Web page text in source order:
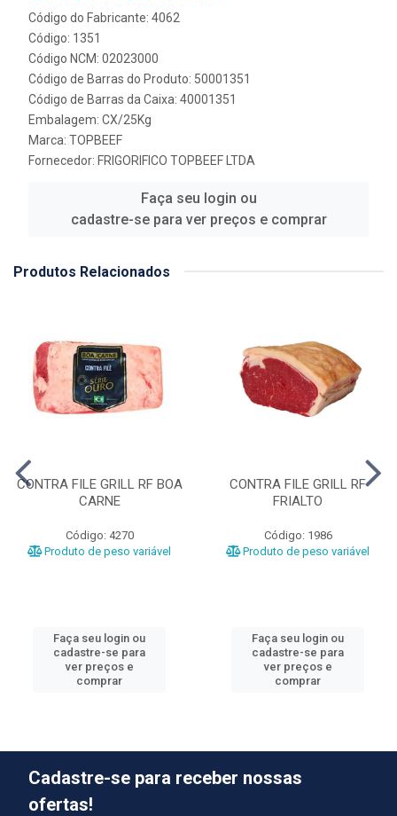
Código do Fabricante: 4062
Código: 1351
Código NCM: 02023000
Código de Barras do Produto: 50001351
Código de Barras da Caixa: 40001351
Embalagem: CX/25Kg
Marca: TOPBEEF
Fornecedor: FRIGORIFICO TOPBEEF LTDA
Faça seu login ou
cadastre-se para ver preços e comprar
Produtos Relacionados
CONTRA FILE GRILL RF BOA
CARNE
Código: 4270
Produto de peso variável
Faça seu login ou
cadastre-se para
ver preços e
comprar
CONTRA FILE GRILL RF
FRIALTO
Código: 1986
Produto de peso variável
Faça seu login ou
cadastre-se para
ver preços e
comprar
Cadastre-se para receber nossas
ofertas!